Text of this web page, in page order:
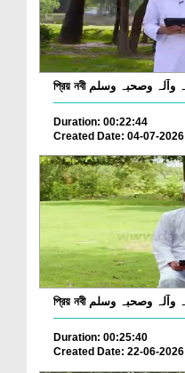
Duration: 00:22:44
Created Date: 04-07-2026
Duration: 00:25:40
Created Date: 22-06-2026